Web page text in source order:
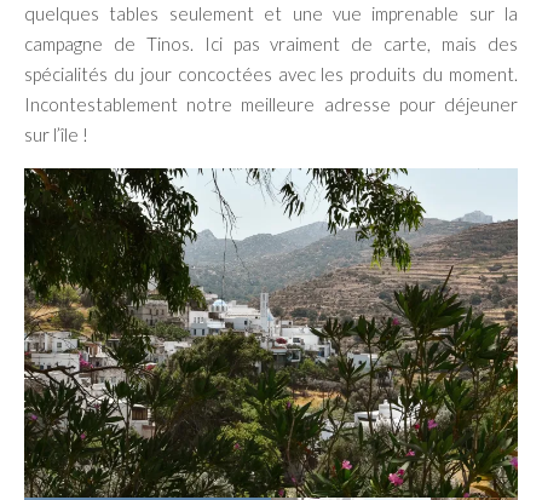
quelques tables seulement et une vue imprenable sur la
campagne de Tinos. Ici pas vraiment de carte, mais des
spécialités du jour concoctées avec les produits du moment.
Incontestablement notre meilleure adresse pour déjeuner
sur l’île !